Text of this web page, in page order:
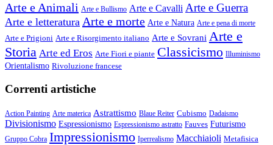
Arte e Animali Arte e Bullismo Arte e Cavalli Arte e Guerra
Arte e letteratura Arte e morte Arte e Natura Arte e pena di morte
Arte e Prigioni Arte e Risorgimento italiano Arte e Sovrani Arte e
Storia Arte ed Eros Arte Fiori e piante Classicismo Illuminismo
Orientalismo Rivoluzione francese
Correnti artistiche
Action Painting Arte materica Astrattismo Blaue Reiter Cubismo Dadaismo
Divisionismo Espressionismo Espressionismo astratto Fauves Futurismo
Gruppo Cobra Impressionismo Iperrealismo Macchiaioli Metafisica